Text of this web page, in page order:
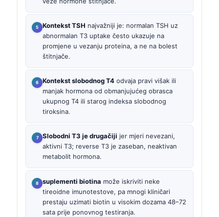
Kontekst TSH najvažniji je: normalan TSH uz
abnormalan T3 uptake često ukazuje na
promjene u vezanju proteina, a ne na bolest
štitnjače.
Kontekst slobodnog T4 odvaja pravi višak ili
manjak hormona od obmanjujućeg obrasca
ukupnog T4 ili starog indeksa slobodnog
tiroksina.
Slobodni T3 je drugačiji jer mjeri nevezani,
aktivni T3; reverse T3 je zaseban, neaktivan
metabolit hormona.
suplementi biotina može iskriviti neke
tireoidne imunotestove, pa mnogi kliničari
prestaju uzimati biotin u visokim dozama 48–72
sata prije ponovnog testiranja.